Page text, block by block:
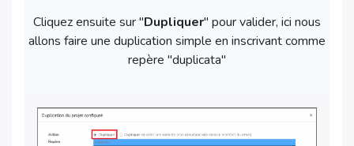
Cliquez ensuite sur "Dupliquer" pour valider, ici nous
allons faire une duplication simple en inscrivant comme
repère "duplicata"